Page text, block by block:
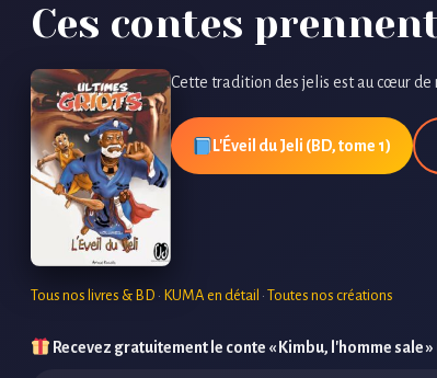
Ces contes
Cette tradition des jelis est au cœur de
L'Éveil du Jeli (BD, tome 1)
Tous nos livres & BD · KUMA en détail · Toutes nos créations
Recevez gratuitement le conte « Kimbu, l'homme sale »